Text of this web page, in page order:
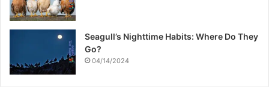
Seagull’s Nighttime Habits: Where Do They
Go?
04/14/2024